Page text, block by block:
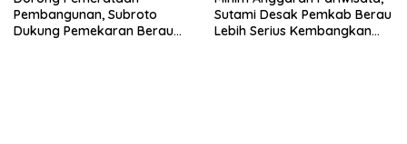
Pembangunan, Subroto
Dukung Pemekaran Berau
Sutami Desak Pemkab Berau
Lebih Serius Kembangkan